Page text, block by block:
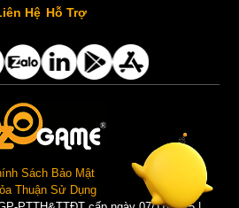
Hệ Hỗ Trợ
Sách Bảo Mật
Thuận Sử Dụng